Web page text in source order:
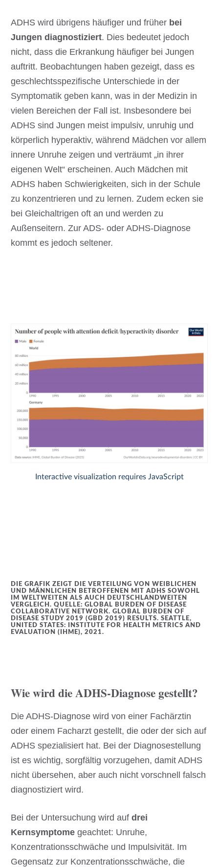
ADHS wird übrigens häufiger und früher bei
Jungen diagnostiziert. Dies bedeutet jedoch
nicht, dass die Erkrankung häufiger bei Jungen
auftritt. Beobachtungen haben gezeigt, dass es
geschlechtsspezifische Unterschiede in der
Symptomatik geben kann, was in der Medizin in
vielen Bereichen der Fall ist. Insbesondere bei
ADHS sind Jungen meist impulsiv, unruhig und
körperlich hyperaktiv, während Mädchen vor allem
innere Unruhe zeigen und verträumt „in ihrer
eigenen Welt“ erscheinen. Auch Mädchen mit
ADHS haben Schwierigkeiten, sich in der Schule
zu konzentrieren und zu lernen. Zudem ecken sie
bei Gleichaltrigen oft an und werden zu
Außenseitern. Zur ADS- oder ADHS-Diagnose
kommt es jedoch seltener.
DIE GRAFIK ZEIGT DIE VERTEILUNG VON WEIBLICHEN
UND MÄNNLICHEN BETROFFENEN MIT ADHS SOWOHL
IM WELTWEITEN ALS AUCH DEUTSCHLANDWEITEN
VERGLEICH. QUELLE: GLOBAL BURDEN OF DISEASE
COLLABORATIVE NETWORK. GLOBAL BURDEN OF
DISEASE STUDY 2019 (GBD 2019) RESULTS. SEATTLE,
UNITED STATES: INSTITUTE FOR HEALTH METRICS AND
EVALUATION (IHME), 2021.
Wie wird die ADHS-Diagnose gestellt?
Die ADHS-Diagnose wird von einer Fachärztin
oder einem Facharzt gestellt, die oder der sich auf
ADHS spezialisiert hat. Bei der Diagnosestellung
ist es wichtig, sorgfältig vorzugehen, damit ADHS
nicht übersehen, aber auch nicht vorschnell falsch
diagnostiziert wird.
Bei der Untersuchung wird aufdrei
Kernsymptome geachtet: Unruhe,
Konzentrationsschwäche und Impulsivität. Im
Gegensatz zur Konzentrationsschwäche, die